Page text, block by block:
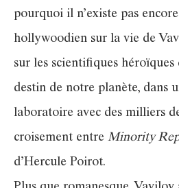
pourquoi il n’existe pas
hollywoodien sur la vie de
sur les scientifiques
destin de notre planète, dans
laboratoire avec des milliers
croisement entre Minority
d’Hercule Poirot.